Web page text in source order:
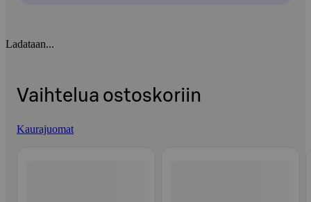
Ladataan...
Vaihtelua ostoskoriin
Kaurajuomat